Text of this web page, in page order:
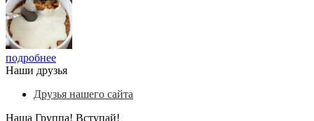
подробнее
Наши друзья
Друзья нашего сайта
Наша Группа! Вступай!